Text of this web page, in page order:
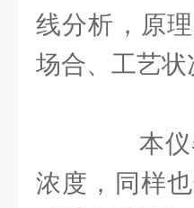
线分析，原
场合、工艺
本仪器
浓度，同样